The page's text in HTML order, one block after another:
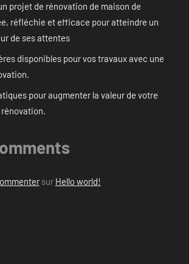
projet de rénovation de maison de
réfléchie et efficace pour atteindre un
de ses attentes
disponibles pour vos travaux avec une
pour augmenter la valeur de votre
sur Hello world!